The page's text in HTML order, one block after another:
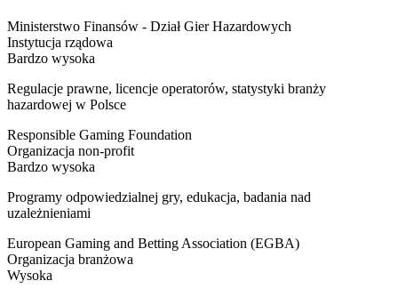
Ministerstwo Finansów - Dział Gier Hazardowych
Instytucja rządowa
Bardzo wysoka
Regulacje prawne, licencje operatorów, statystyki branży
hazardowej w Polsce
Responsible Gaming Foundation
Organizacja non-profit
Bardzo wysoka
Programy odpowiedzialnej gry, edukacja, badania nad
uzależnieniami
European Gaming and Betting Association (EGBA)
Organizacja branżowa
Wysoka